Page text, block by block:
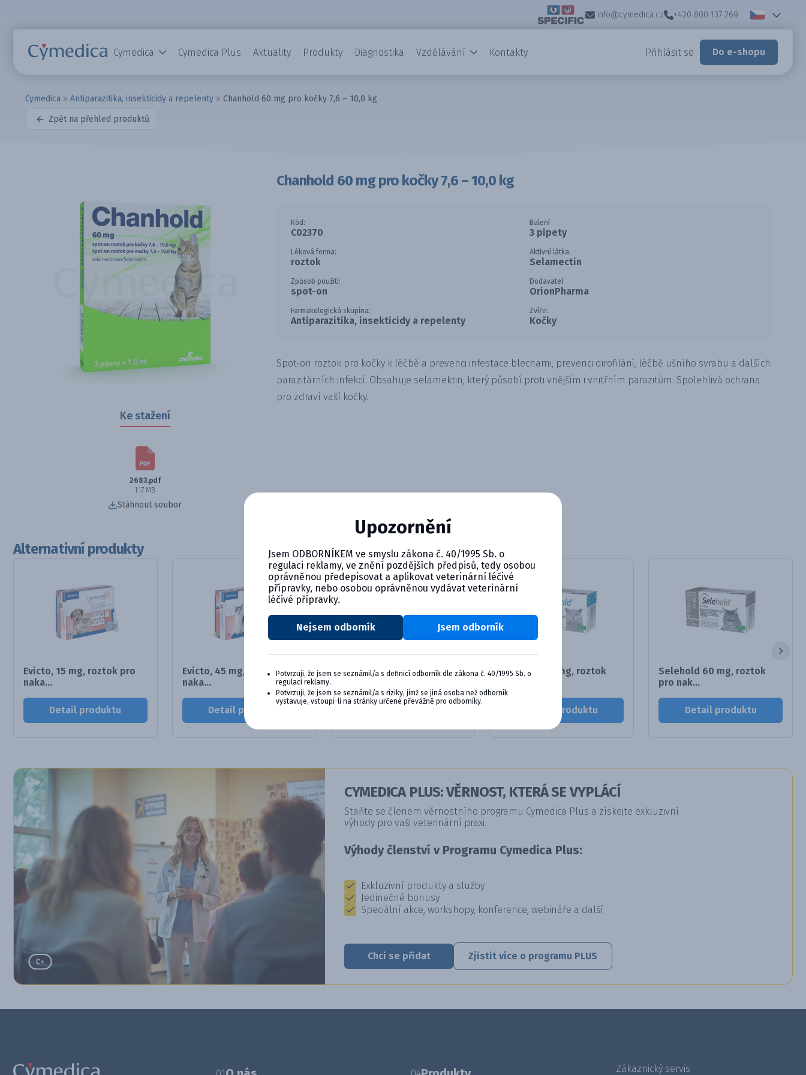
info@cymedica.cz +420 800 137 269
Cymedica Cymedica Plus Aktuality Produkty Diagnostika Vzdělávání Kontakty Přihlásit se Do e-shopu
Cymedica » Antiparazitika, insekticidy a repelenty » Chanhold 60 mg pro kočky 7,6 – 10,0 kg
Zpět na přehled produktů
Ke stažení
2683.pdf
1.17 MB
Stáhnout soubor
Chanhold 60 mg pro kočky 7,6 – 10,0 kg
Kód:
C02370
Balení
3 pipety
Léková forma:
roztok
Aktivní látka:
Selamectin
Způsob použití:
spot-on
Dodavatel
OrionPharma
Farmakologická skupina:
Antiparazitika, insekticidy a repelenty
Zvíře:
Kočky
Spot-on roztok pro kočky k léčbě a prevenci infestace blechami, prevenci dirofilárií, léčbě ušního svrabu a dalších
parazitárních infekcí. Obsahuje selamektin, který působí proti vnějším i vnitřním parazitům. Spolehlivá ochrana
pro zdraví vaší kočky.
Alternativní produkty
Evicto, 15 mg, roztok pro
naka...
Detail produktu
Evicto, 45 mg, roztok pro
naka...
Detail produktu
Selehold 15 mg, roztok pro
Selehold 45 mg, roztok
Detail produktu
Selehold 60 mg, roztok
pro nak...
Detail produktu
CYMEDICA PLUS: VĚRNOST, KTERÁ SE VYPLÁCÍ
Staňte se členem věrnostního programu Cymedica Plus a získejte exkluzivní
výhody pro vaši veterinární praxi.
Výhody členství v Programu Cymedica Plus:
Exkluzivní produkty a služby
Jedinečné bonusy
Speciální akce, workshopy, konference, webináře a další
Chci se přidat Zjistit více o programu PLUS
Zákaznický servis
Upozornění
Jsem ODBORNÍKEM ve smyslu zákona č. 40/1995 Sb. o
regulaci reklamy, ve znění pozdějších předpisů, tedy osobou
oprávněnou předepisovat a aplikovat veterinární léčivé
přípravky, nebo osobou oprávněnou vydávat veterinární
léčivé přípravky.
Nejsem odborník Jsem odborník
Potvrzuji, že jsem se seznámil/a s definicí odborník dle zákona č. 40/1995 Sb. o
regulaci reklamy.
Potvrzuji, že jsem se seznámil/a s riziky, jimž se jiná osoba než odborník
vystavuje, vstoupí-li na stránky určené převážně pro odborníky.